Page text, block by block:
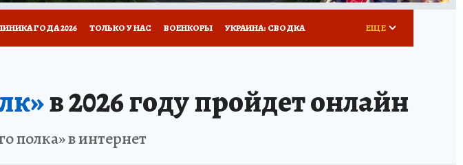
ГОДА 2026 ТОЛЬКО У НАС ВОЕНКОРЫ УКРАИНА: СВОДКА ЕЩЕ
в 2026 году пройдет онлайн
полка» в интернет